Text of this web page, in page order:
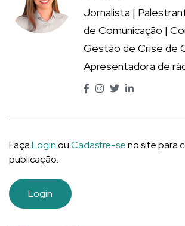
Jornalista |
de Comunicação |
Gestão de Crise de
Apresentadora de
FaçaLoginouCadastre-seno site para
publicação.
Login